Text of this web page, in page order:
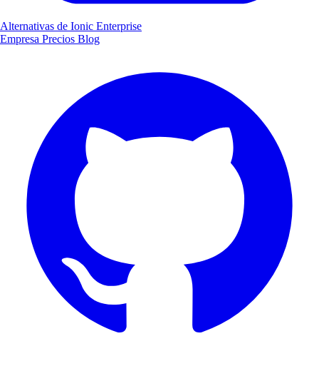
Alternativas de Ionic Enterprise
Empresa Precios Blog